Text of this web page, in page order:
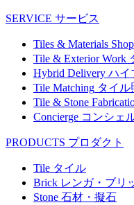
SERVICE サービス
Tiles & Materials Shop
Tile & Exterior Work
Hybrid Delivery ハイ
Tile Matching タイル
Tile & Stone
Concierge コンシェ
PRODUCTS プロダクト
Tile タイル
Brick レンガ・ブリ
Stone 石材・擬石